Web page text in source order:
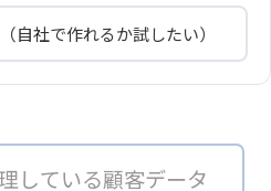
自社で作れるか試したい）